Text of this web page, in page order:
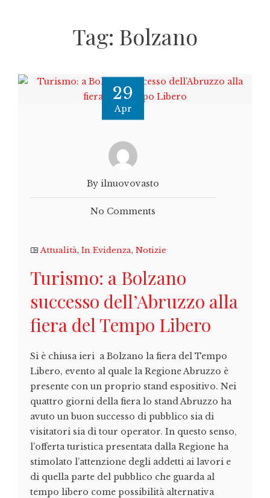
Tag: Bolzano
29
Apr
By ilnuovovasto
No Comments
Attualità, In Evidenza, Notizie
Turismo: a Bolzano
successo dell’Abruzzo alla
fiera del Tempo Libero
Si è chiusa ieri a Bolzano la fiera del Tempo
Libero, evento al quale la Regione Abruzzo è
presente con un proprio stand espositivo. Nei
quattro giorni della fiera lo stand Abruzzo ha
avuto un buon successo di pubblico sia di
visitatori sia di tour operator. In questo senso,
l’offerta turistica presentata dalla Regione ha
stimolato l’attenzione degli addetti ai lavori e
di quella parte del pubblico che guarda al
tempo libero come possibilità alternativa